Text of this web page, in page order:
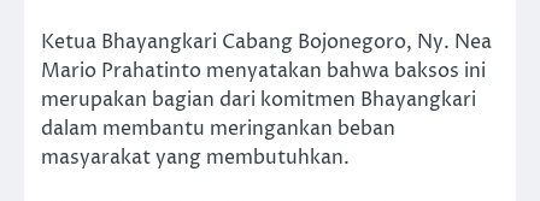
Ketua Bhayangkari Cabang Bojonegoro, Ny. Nea
Mario Prahatinto menyatakan bahwa baksos ini
merupakan bagian dari komitmen Bhayangkari
dalam membantu meringankan beban
masyarakat yang membutuhkan.